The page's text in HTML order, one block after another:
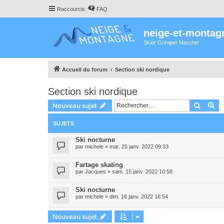
Raccourcis FAQ
neige-et-
Skier Grimper Marcher
Accueil du forum Section ski nordique
Section ski nordique
Nouveau sujet
SUJETS
Ski nocturne
par michele » mar. 25 janv. 2022 09:33
Fartage skating
par Jacques » sam. 15 janv. 2022 10:58
Ski nocturne
par michele » dim. 16 janv. 2022 16:54
Nouveau sujet